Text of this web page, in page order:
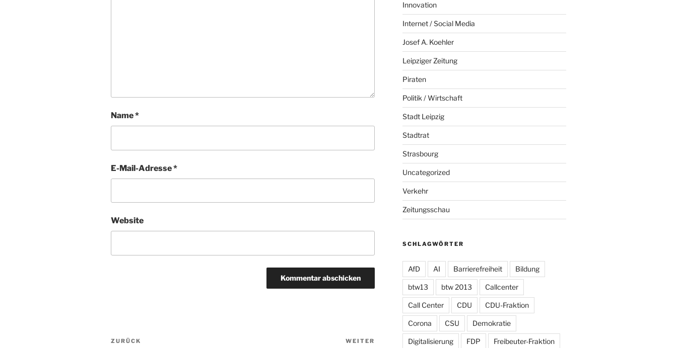
Name*
E-Mail-Adresse*
Website
Beitragsnavigation
Vorheriger
ZURÜCK
Nächster
WEITER
Innovation
Internet / Social Media
Josef A. Koehler
Leipziger Zeitung
Piraten
Politik / Wirtschaft
Stadt Leipzig
Stadtrat
Strasbourg
Uncategorized
Verkehr
Zeitungsschau
SCHLAGWÖRTER
AfD AI Barrierefreiheit Bildung
btw13 btw 2013 Callcenter
Call Center CDU CDU-Fraktion
Corona CSU Demokratie
Digitalisierung FDP Freibeuter-Fraktion